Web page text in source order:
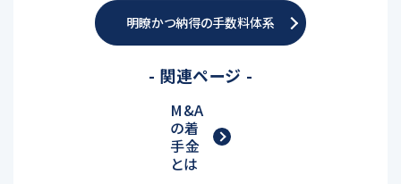
明瞭かつ納得の手数料体系
- 関連ページ -
M&A
の着
手金
とは